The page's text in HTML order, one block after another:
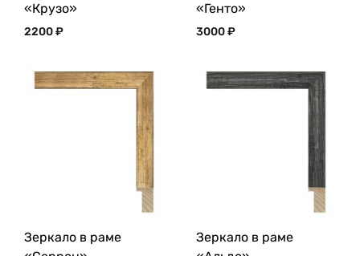
«Крузо»
2200₽
«Генто»
3000₽
Зеркало в раме
Зеркало в раме